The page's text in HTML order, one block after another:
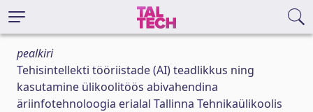
pealkiri
Tehisintellekti tööriistade (AI) teadlikkus ning
kasutamine ülikoolitöös abivahendina
äriinfotehnoloogia erialal Tallinna Tehnikaülikoolis